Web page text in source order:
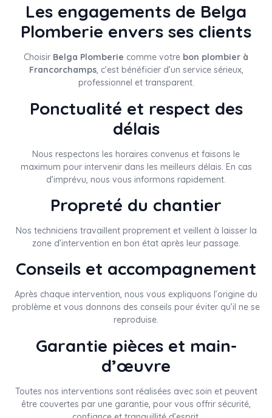
Les engagements de Belga
Plomberie envers ses clients
Choisir Belga Plomberie comme votre bon plombier à
Francorchamps, c’est bénéficier d’un service sérieux,
professionnel et transparent.
Ponctualité et respect des
délais
Nous respectons les horaires convenus et faisons le
maximum pour intervenir dans les meilleurs délais. En cas
d’imprévu, nous vous informons rapidement.
Propreté du chantier
Nos techniciens travaillent proprement et veillent à laisser la
zone d’intervention en bon état après leur passage.
Conseils et accompagnement
Après chaque intervention, nous vous expliquons l’origine du
problème et vous donnons des conseils pour éviter qu’il ne se
reproduise.
Garantie pièces et main-
d’œuvre
Toutes nos interventions sont réalisées avec soin et peuvent
être couvertes par une garantie, pour vous offrir sécurité,